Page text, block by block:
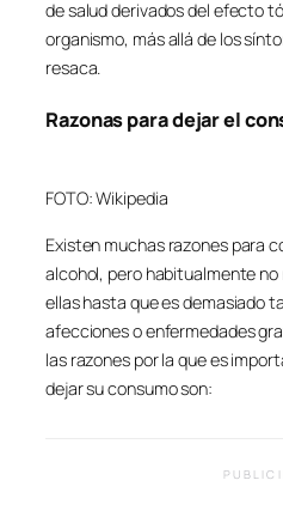
de salud derivados del efecto
organismo, más allá de los
resaca.
Razonas para dejar el
FOTO: Wikipedia
Existen muchas razones para
alcohol, pero habitualmente no
ellas hasta que es demasiado
afecciones o enfermedades
las razones por la que es
dejar su consumo son: